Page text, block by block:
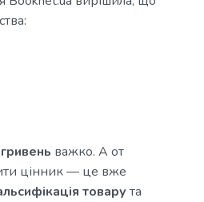
важко. А от
цінник — це вже
товару та